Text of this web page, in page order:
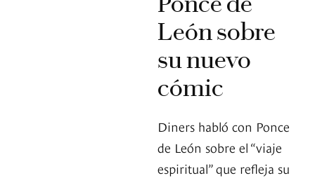
León sobre
su nuevo
cómic
Diners habló con Ponce
de León sobre el “viaje
espiritual” que refleja su